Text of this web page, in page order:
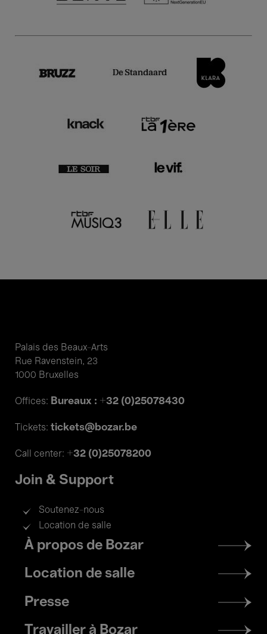
Palais des Beaux-Arts
Rue Ravenstein, 23
1000 Bruxelles
Offices: Bureaux : +32 (0)25078430
Tickets: tickets@bozar.be
Call center: +32 (0)25078200
Join & Support
Soutenez-nous
Location de salle
Footer
menu
À propos de Bozar
Location de salle
Presse
Travailler à Bozar